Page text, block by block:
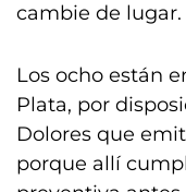
cambie de lugar.
Los ocho están
Plata, por
Dolores que
porque allí